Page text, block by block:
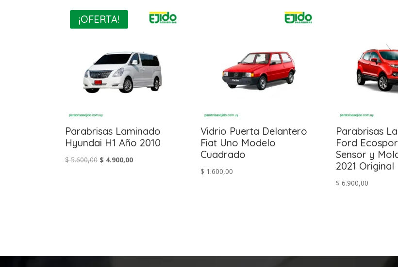
¡OFERTA!
Parabrisas Laminado
Hyundai H1 Año 2010
$5.600,00 El
$ 4.900,00El
Vidrio Puerta Delantero
Fiat Uno Modelo
Cuadrado
$ 1.600,00
Parabrisas
Ford
Sensor y
2021 Original
$ 6.900,00